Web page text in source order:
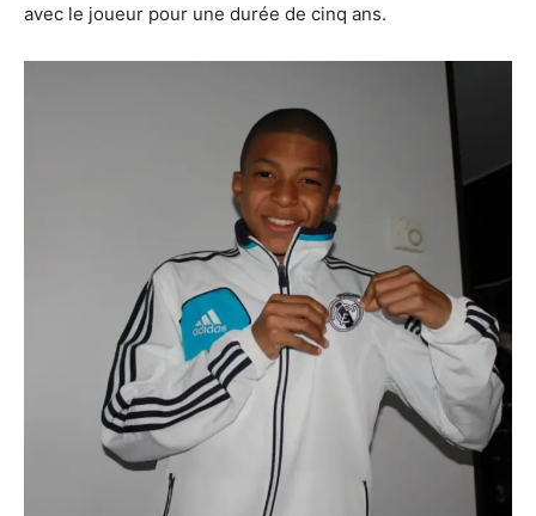
avec le joueur pour une durée de cinq ans.